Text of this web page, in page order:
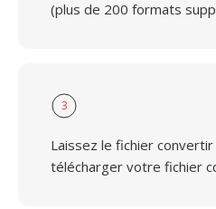
(plus de 200 formats
3
Laissez le fichier
télécharger votre fichier